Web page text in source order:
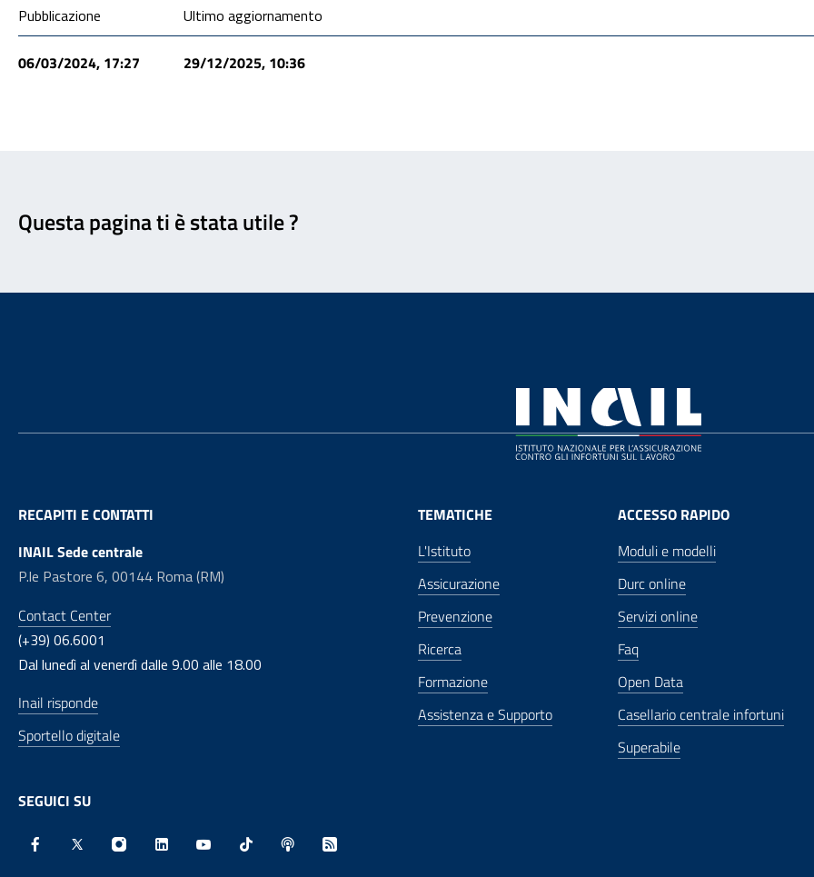
Condivisione social
Pubblicazione
06/03/2024, 17:27
Ultimo aggiornamento
29/12/2025, 10:36
Questa pagina ti è stata utile ?
RECAPITI E CONTATTI
INAIL Sede centrale
P.le Pastore 6, 00144 Roma (RM)
Contact Center
(+39) 06.6001
Dal lunedì al venerdì dalle 9.00 alle 18.00
Inail risponde
Sportello digitale
SEGUICI SU
TEMATICHE
L'Istituto
Assicurazione
Prevenzione
Ricerca
Formazione
Assistenza e Supporto
ACCESSO RAPIDO
Moduli e modelli
Durc online
Servizi online
Faq
Open Data
Casellario centrale infortuni
Superabile